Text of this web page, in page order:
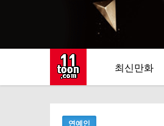
최신만화
연예인